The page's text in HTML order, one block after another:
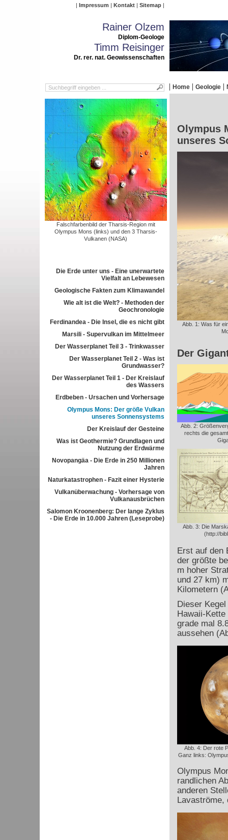
Impressum Kontakt Sitemap
Rainer Olzem
Diplom-Geologe
Timm Reisinger
Dr. rer. nat. Geowissenschaften
Home Geologie
Falschfarbenbild der Tharsis-Region mit
Olympus Mons (links) und den 3 Tharsis-
Vulkanen (NASA)
Die Erde unter uns - Eine unerwartete
Vielfalt an Lebewesen
Geologische Fakten zum Klimawandel
Wie alt ist die Welt? - Methoden der
Geochronologie
Ferdinandea - Die Insel, die es nicht gibt
Marsili - Supervulkan im Mittelmeer
Der Wasserplanet Teil 3 - Trinkwasser
Der Wasserplanet Teil 2 - Was ist
Grundwasser?
Der Wasserplanet Teil 1 - Der Kreislauf
des Wassers
Erdbeben - Ursachen und Vorhersage
Olympus Mons: Der größe Vulkan
unseres Sonnensystems
Der Kreislauf der Gesteine
Was ist Geothermie? Grundlagen und
Nutzung der Erdwärme
Novopangäa - Die Erde in 250 Millionen
Jahren
Naturkatastrophen - Fazit einer Hysterie
Vulkanüberwachung - Vorhersage von
Vulkanausbrüchen
Salomon Kroonenberg: Der lange Zyklus
- Die Erde in 10.000 Jahren (Leseprobe)
Olympus
unseres
Abb. 1: Was für
Der
Abb. 2:
rechts die
Abb. 3: Die
(http://
Erst auf den
der größte
m hoher
und 27 km)
Kilometern
Dieser
Hawaii-
grade mal
aussehen
Abb. 4: Der rote
Ganz links:
Olympus
randlichen
anderen
Lavaströme,